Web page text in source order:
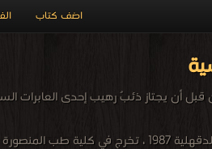
اضف كتاب
أن يجتاز ذئبٌ رهيب إحدى العابرات